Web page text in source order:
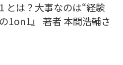
とは？大事なのは“経験
1on1』 著者 本間浩輔さ